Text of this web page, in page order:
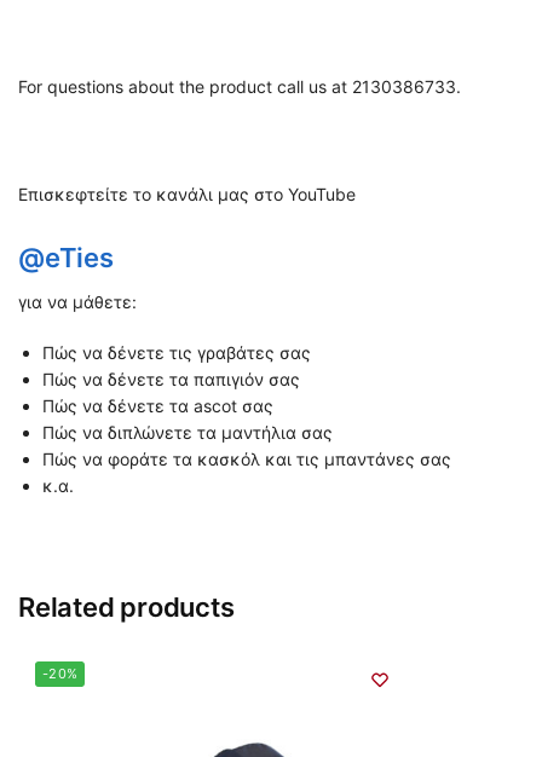
For questions about the product call us at 2130386733.
Επισκεφτείτε το κανάλι μας στο YouTube
@eTies
για να μάθετε:
Πώς να δένετε τις γραβάτες σας
Πώς να δένετε τα παπιγιόν σας
Πώς να δένετε τα ascot σας
Πώς να διπλώνετε τα μαντήλια σας
Πώς να φοράτε τα κασκόλ και τις μπαντάνες σας
κ.α.
Related products
-20%